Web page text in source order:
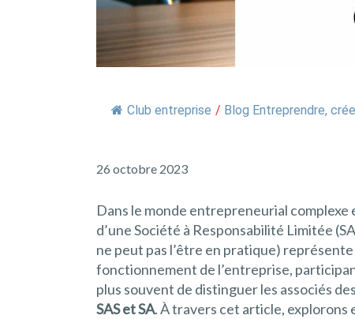
Club entreprise / Blog Entreprendre,
26 octobre 2023
Dans le monde entrepreneurial
d’une Société à Responsabilité Limitée
ne peut pas l’être en pratique)
fonctionnement de l’entreprise,
plus souvent de distinguer les associés
SAS et SA. À travers cet article,